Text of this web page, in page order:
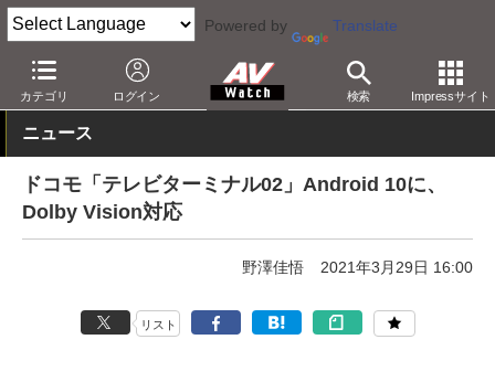
Powered by Translate
カテゴリ ログイン 検索 Impressサイト
AV Watch 製品 テレビチューナ/STB
ニュース
ドコモ「テレビターミナル02」Android 10に、
Dolby Vision対応
野澤佳悟 2021年3月29日 16:00
リスト